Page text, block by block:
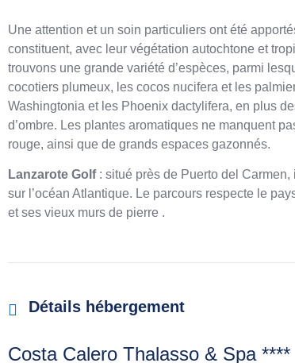
Une attention et un soin particuliers ont été
constituent, avec leur végétation autochtone et
trouvons une grande variété d’espèces, parmi
cocotiers plumeux, les cocos nucifera et les
Washingtonia et les Phoenix dactylifera, en plus
d’ombre. Les plantes aromatiques ne manquent
rouge, ainsi que de grands espaces gazonnés.
Lanzarote Golf: situé près de Puerto del
sur l’océan Atlantique. Le parcours respecte le
et ses vieux murs de pierre .
Détails hébergement
Costa Calero Thalasso & Spa ****